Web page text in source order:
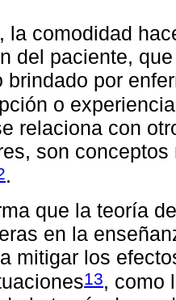
la comodidad
del paciente,
brindado por
o
relaciona con
son
.
que la teoría
en la
mitigar los
13, como